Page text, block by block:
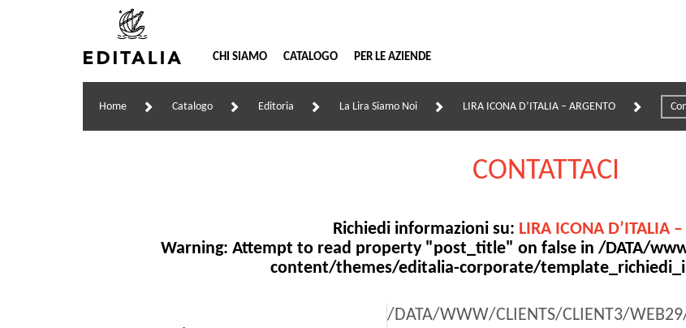
CHI SIAMO
CATALOGO PER LE AZIENDE
Home Catalogo Editoria La Lira Siamo Noi LIRA ICONA D’ITALIA – ARGENTO
CONTATTACI
Richiedi informazioni su: LIRA ICONA D’ITALIA
Warning: Attempt to read property "post_title" on false in /DATA/
content/themes/editalia-corporate/
/DATA/WWW/CLIENTS/CLIENT3/